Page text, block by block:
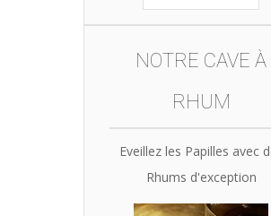
NOTRE CAVE À
RHUM
Eveillez les Papilles avec
Rhums d'exception